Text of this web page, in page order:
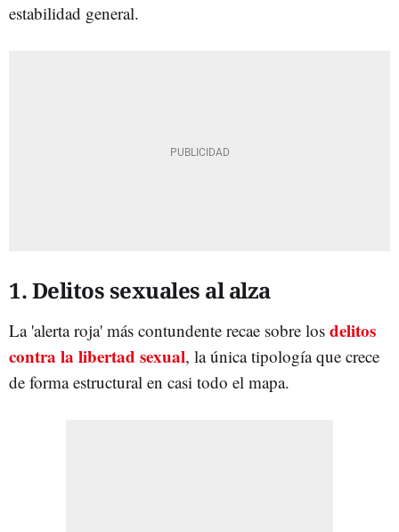
estabilidad general.
1. Delitos sexuales al alza
La 'alerta roja' más contundente recae sobre los delitos
contra la libertad sexual, la única tipología que crece
de forma estructural en casi todo el mapa.